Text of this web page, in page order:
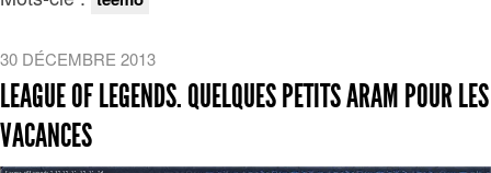
30 DÉCEMBRE 2013
LEAGUE OF LEGENDS. QUELQUES PETITS ARAM POUR LES
VACANCES